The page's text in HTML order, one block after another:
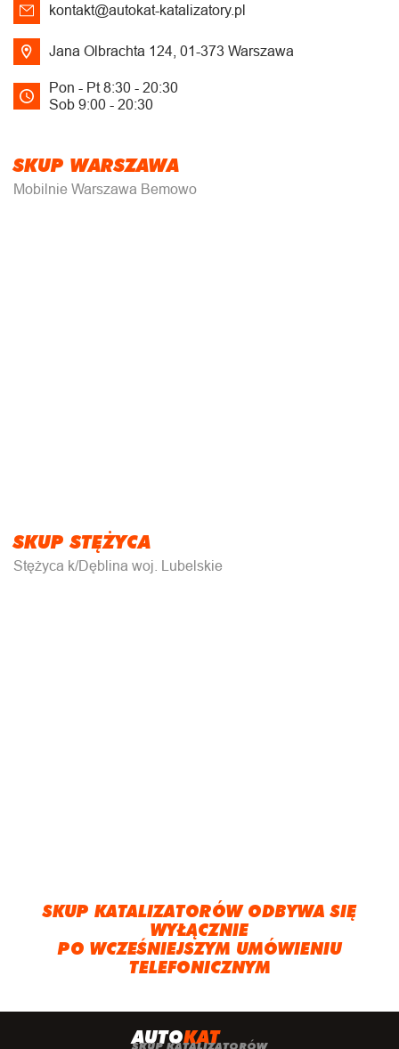
kontakt@autokat-katalizatory.pl
Jana Olbrachta 124, 01-373 Warszawa
Pon - Pt 8:30 - 20:30
Sob 9:00 - 20:30
SKUP WARSZAWA
Mobilnie Warszawa Bemowo
SKUP STĘŻYCA
Stężyca k/Dęblina woj. Lubelskie
SKUP KATALIZATORÓW ODBYWA SIĘ
WYŁĄCZNIE
PO WCZEŚNIEJSZYM UMÓWIENIU
TELEFONICZNYM
AUTOKAT
SKUP KATALIZATORÓW